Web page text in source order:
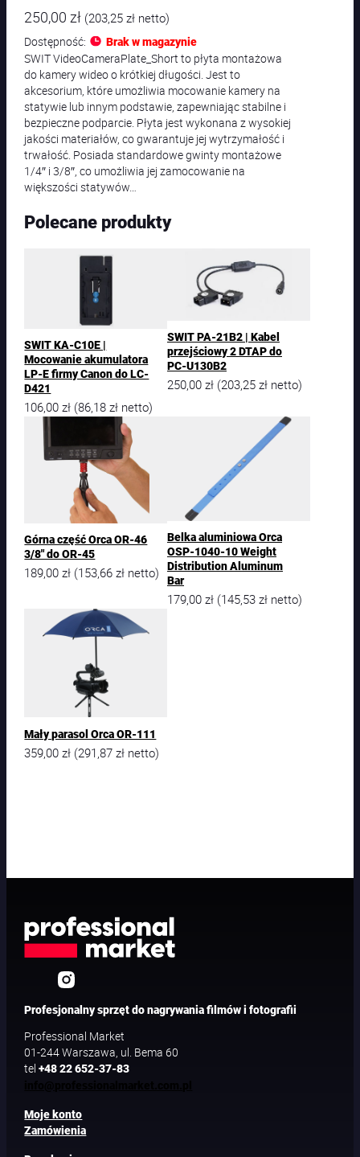
250,00 zł (203,25zł netto)
Dostępność:
Brak w magazynie
SWIT VideoCameraPlate_Short to płyta montażowa
do kamery wideo o krótkiej długości. Jest to
akcesorium, które umożliwia mocowanie kamery na
statywie lub innym podstawie, zapewniając stabilne i
bezpieczne podparcie. Płyta jest wykonana z wysokiej
jakości materiałów, co gwarantuje jej wytrzymałość i
trwałość. Posiada standardowe gwinty montażowe
1/4″ i 3/8″, co umożliwia jej zamocowanie na
większości statywów…
Polecane produkty
SWIT KA-C10E |
Mocowanie akumulatora
LP-E firmy Canon do LC-
D421
106,00zł (86,18zł netto)
SWIT PA-21B2 | Kabel
przejściowy 2 DTAP do
PC-U130B2
250,00 zł (203,25 zł netto)
Górna część Orca OR-46
3/8″ do OR-45
189,00zł (153,66zł netto)
Belka aluminiowa Orca
OSP-1040-10 Weight
Distribution Aluminum
Bar
179,00 zł (145,53 zł netto)
Mały parasol Orca OR-111
359,00zł (291,87zł netto)
Profesjonalny sprzęt do nagrywania filmów i fotografii
Professional Market
01-244 Warszawa, ul. Bema 60
tel+48 22 652-37-83
Moje konto
Zamówienia